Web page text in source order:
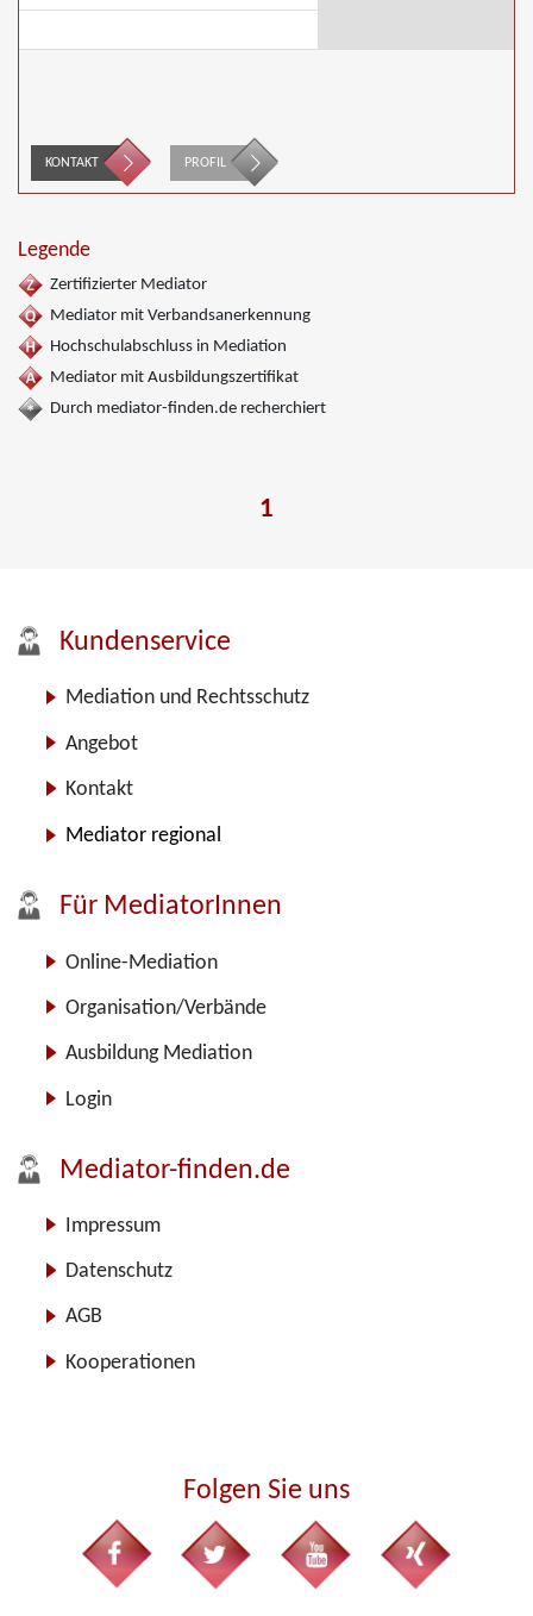
KONTAKT PROFIL
Legende
Zertifizierter Mediator
Mediator mit Verbandsanerkennung
Hochschulabschluss in Mediation
Mediator mit Ausbildungszertifikat
Durch mediator-finden.de recherchiert
1
Kundenservice
Mediation und Rechtsschutz
Angebot
Kontakt
Mediator regional
Für MediatorInnen
Online-Mediation
Organisation/Verbände
Ausbildung Mediation
Login
Mediator-finden.de
Impressum
Datenschutz
AGB
Kooperationen
Folgen Sie uns